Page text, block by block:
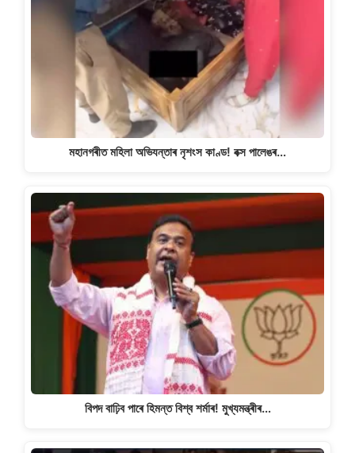
মহানগৰীত মহিলা অভিযন্তাৰ নৃশংস কাণ্ড! বক্স পালেঙৰ…
বিপদ বাঢ়িব পাৰে হিমন্ত বিশ্ব শৰ্মাৰ! মুখ্যমন্ত্ৰীৰ…